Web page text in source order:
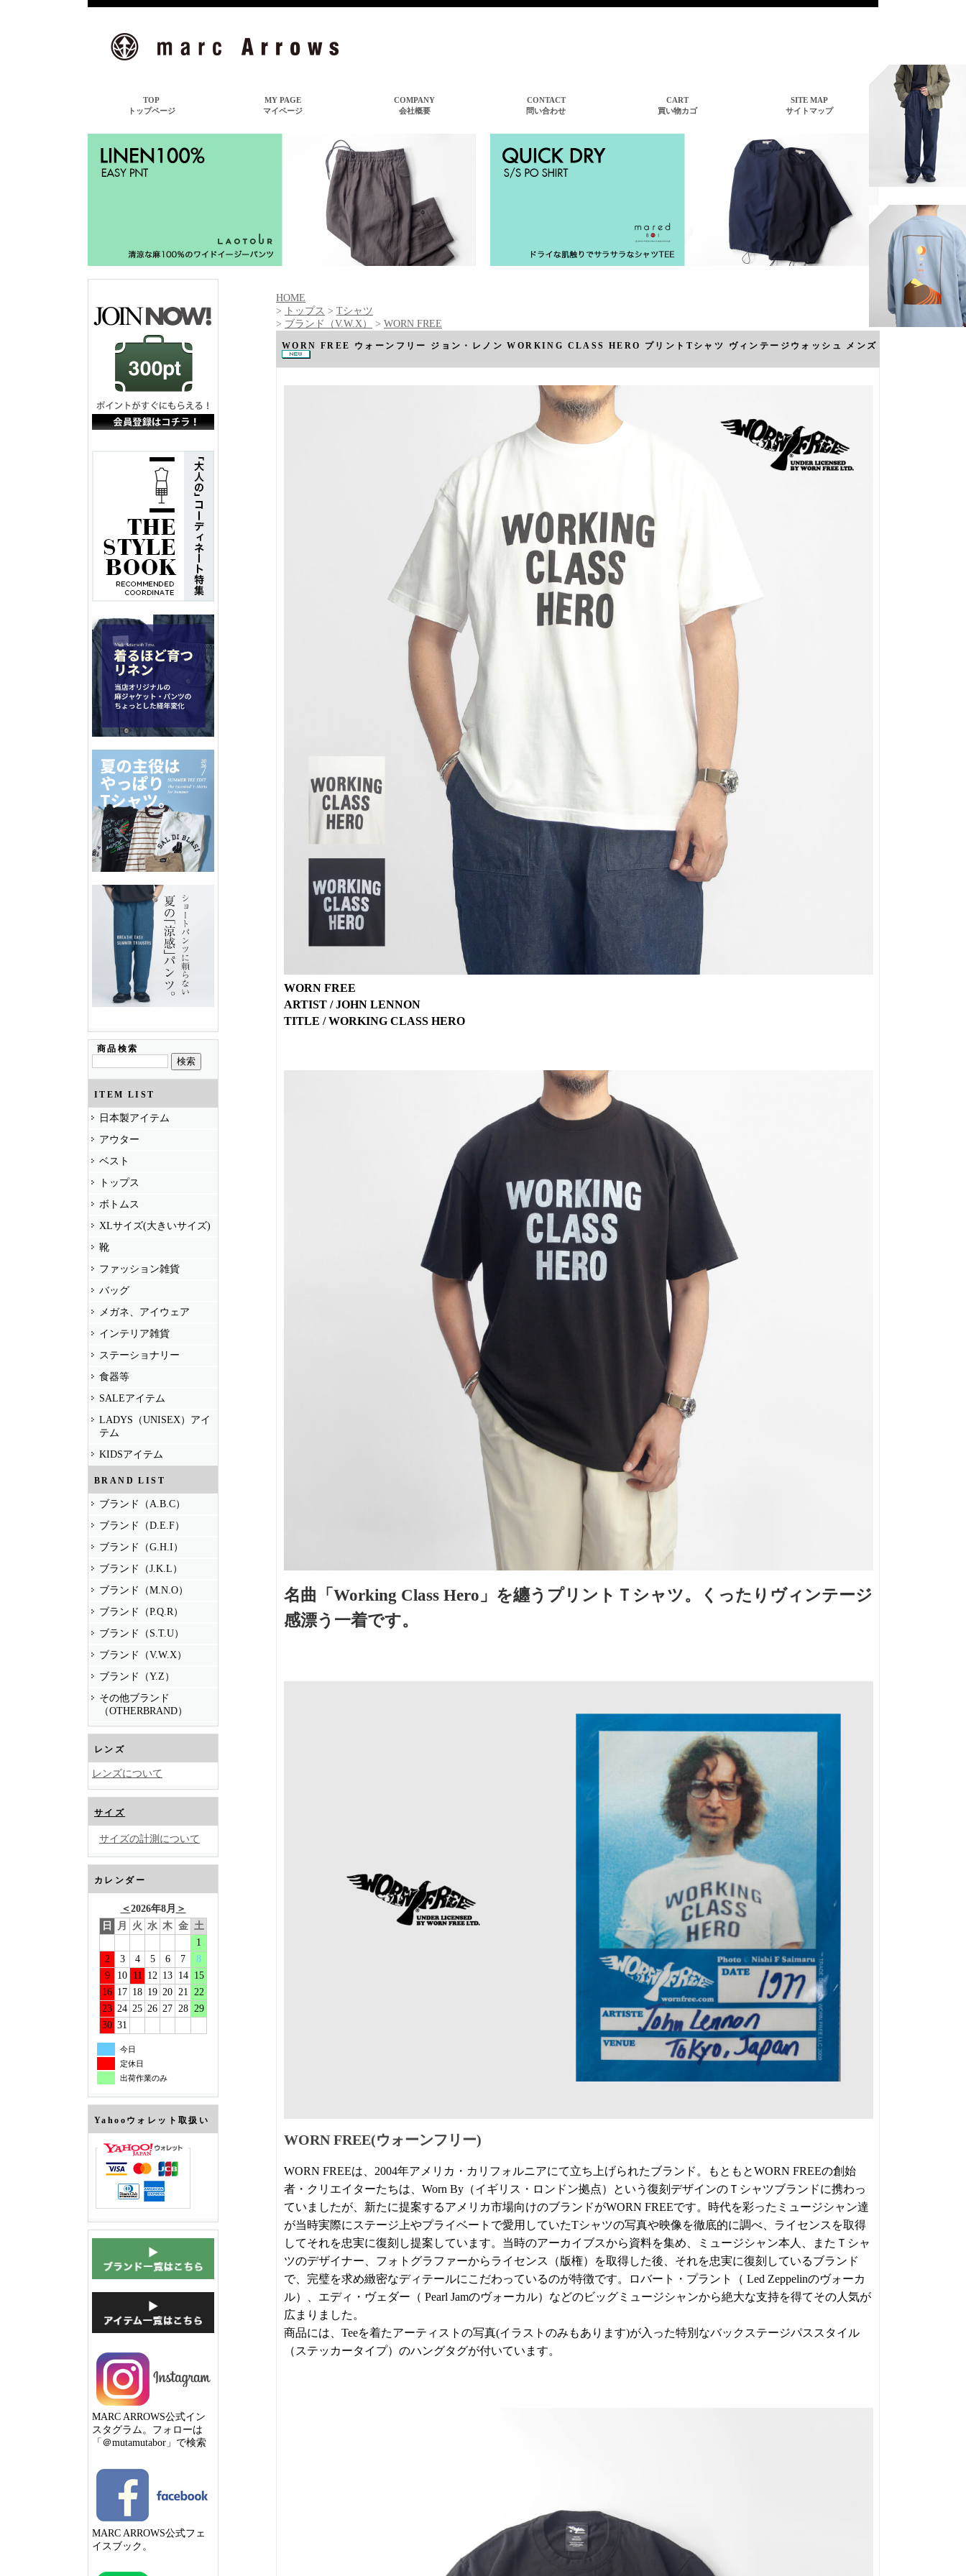
商品検索
ITEM LIST
日本製アイテム
アウター
ベスト
トップス
ボトムス
XLサイズ(大きいサイズ)
靴
ファッション雑貨
バッグ
メガネ、アイウェア
インテリア雑貨
ステーショナリー
食器等
SALEアイテム
LADYS（UNISEX）アイ
テム
KIDSアイテム
BRAND LIST
ブランド（A.B.C）
ブランド（D.E.F）
ブランド（G.H.I）
ブランド（J.K.L）
ブランド（M.N.O）
ブランド（P.Q.R）
ブランド（S.T.U）
ブランド（V.W.X）
ブランド（Y.Z）
その他ブランド
（OTHERBRAND）
レンズ
レンズについて
サイズ
サイズの計測について
カレンダー
＜ 2026年8月 ＞
日
月 火 水 木 金 土
1
2
3 4 5 6 7
8
9
10 11 12 13 14
15
16 17 18 19 20 21 22
23 24 25 26 27 28 29
30 31
今日
定休日
出荷作業のみ
Yahooウォレット取扱い
MARC ARROWS公式イン
スタグラム。フォローは
「＠mutamutabor」で検索
MARC ARROWS公式フェ
イスブック。
HOME
>
トップス > Tシャツ
> ブランド（V.W.X） > WORN FREE
WORN FREE ウォーンフリー ジョン・レノン WORKING CLASS HERO プリントTシャツ ヴィンテージウォッシュ メンズ
WORN FREE
ARTIST / JOHN LENNON
TITLE / WORKING CLASS HERO
名曲「Working Class Hero」を纏うプリントＴシャツ。くったりヴィンテージ
感漂う一着です。
WORN FREE(ウォーンフリー)
WORN FREEは、2004年アメリカ・カリフォルニアにて立ち上げられたブランド。もともとWORN FREEの創始
者・クリエイターたちは、Worn By（イギリス・ロンドン拠点）という復刻デザインのＴシャツブランドに携わっ
ていましたが、新たに提案するアメリカ市場向けのブランドがWORN FREEです。時代を彩ったミュージシャン達
が当時実際にステージ上やプライベートで愛用していたTシャツの写真や映像を徹底的に調べ、ライセンスを取得
してそれを忠実に復刻し提案しています。当時のアーカイブスから資料を集め、ミュージシャン本人、またＴシャ
ツのデザイナー、フォトグラファーからライセンス（版権）を取得した後、それを忠実に復刻しているブランド
で、完璧を求め緻密なディテールにこだわっているのが特徴です。ロバート・プラント（ Led Zeppelinのヴォーカ
ル）、エディ・ヴェダー（ Pearl Jamのヴォーカル）などのビッグミュージシャンから絶大な支持を得てその人気が
広まりました。
商品には、Teeを着たアーティストの写真(イラストのみもあります)が入った特別なバックステージパススタイル
（ステッカータイプ）のハングタグが付いています。